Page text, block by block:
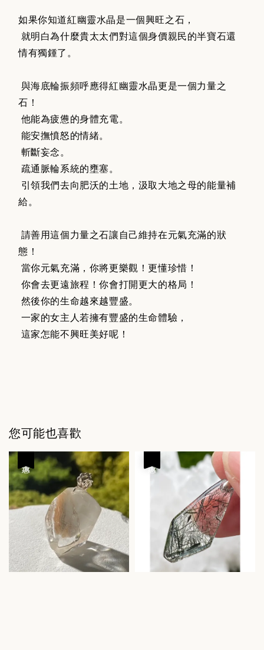
如果你知道紅幽靈水晶是一個興旺之石，
就明白為什麼貴太太們對這個身價親民的半寶石還
情有獨鍾了。
與海底輪振頻呼應得紅幽靈水晶更是一個力量之
石！
他能為疲憊的身體充電。
能安撫憤怒的情緒。
斬斷妄念。
疏通脈輪系統的壅塞。
引領我們去向肥沃的土地，汲取大地之母的能量補
給。
請善用這個力量之石讓自己維持在元氣充滿的狀
態！
當你元氣充滿，你將更樂觀！更懂珍惜！
你會去更遠旅程！你會打開更大的格局！
然後你的生命越來越豐盛。
一家的女主人若擁有豐盛的生命體驗，
這家怎能不興旺美好呢！
您可能也喜歡